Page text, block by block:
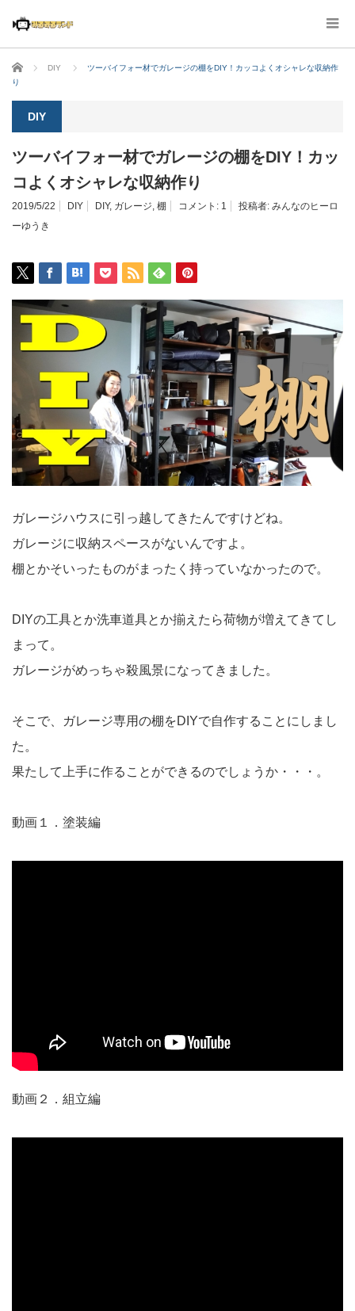
ホーム DIY
ツーバイフォー材でガレージの棚をDIY！カッコよくオシャレな収納作
り
DIY
ツーバイフォー材でガレージの棚をDIY！カッ
コよくオシャレな収納作り
2019/5/22 DIY DIY, ガレージ, 棚 コメント: 1 投稿者: みんなのヒーロ
ーゆうき
ガレージハウスに引っ越してきたんですけどね。
ガレージに収納スペースがないんですよ。
棚とかそいったものがまったく持っていなかったので。
DIYの工具とか洗車道具とか揃えたら荷物が増えてきてし
まって。
ガレージがめっちゃ殺風景になってきました。
そこで、ガレージ専用の棚をDIYで自作することにしまし
た。
果たして上手に作ることができるのでしょうか・・・。
動画１．塗装編
動画２．組立編